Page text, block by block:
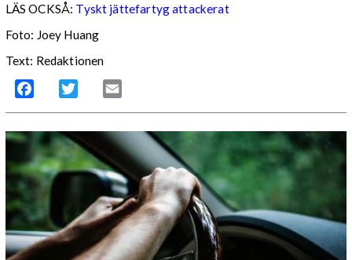
LÄS OCKSÅ: Tyskt jättefartyg attackerat
Foto: Joey Huang
Text: Redaktionen
Facebook Twitter